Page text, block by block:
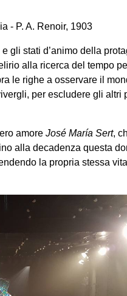
- P. A. Renoir, 1903
gli stati d’animo della
alla ricerca del tempo
le righe a osservare il
per escludere gli altri
amore José María Sert,
alla decadenza questa
la propria stessa